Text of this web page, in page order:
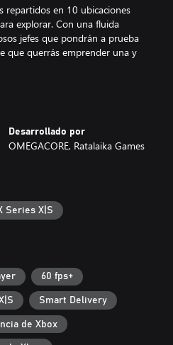
repartidos en 10 ubicaciones
explorar. Con una fluida
jefes que pondrán a prueba
que querrás emprender una y
Desarrollado por
OMEGACORE, Ratalaika Games
Series X|S
60 fps+
Smart Delivery
de Xbox